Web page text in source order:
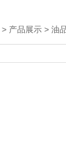
> 产品展示 > 油